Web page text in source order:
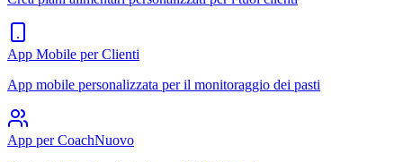
App Mobile per Clienti
App mobile personalizzata per il monitoraggio dei pasti
App per CoachNuovo